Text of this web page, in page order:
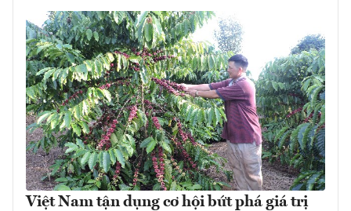
Việt Nam tận dụng cơ hội bứt phá giá trị